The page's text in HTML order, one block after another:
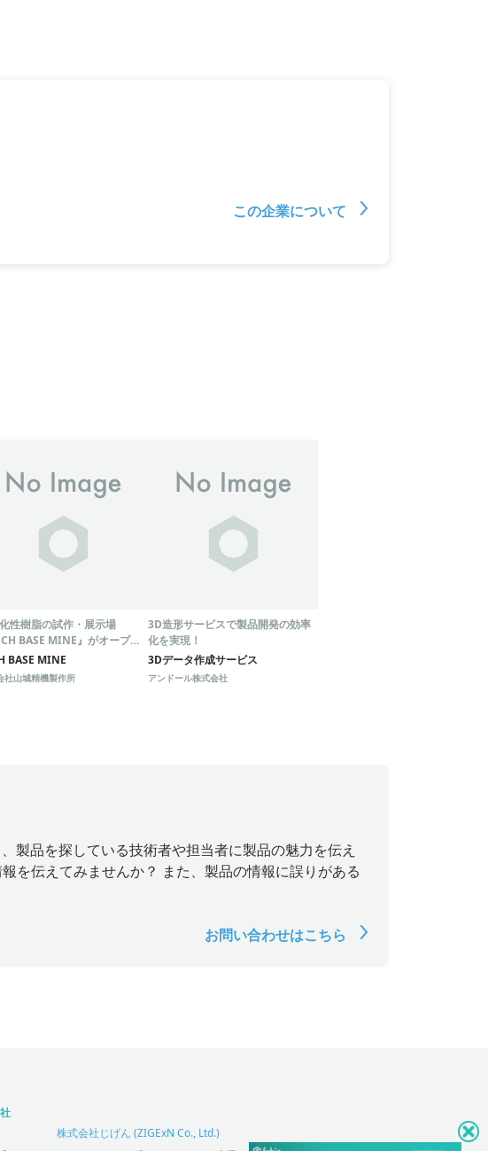
この企業について
性樹脂の試作・展示場
BASE MINE』がオープ
BASE MINE
社山城精機製作所
3D造形サービスで製品開発の効率
化を実現！
3Dデータ作成サービス
アンドール株式会社
製品を探している技術者や担当者に製品の魅力を伝え
を伝えてみませんか？ また、製品の情報に誤りがある
お問い合わせはこちら
株式会社じげん (ZIGExN Co., Ltd.)